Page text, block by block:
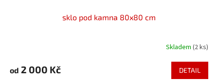
sklo pod kamna 80x80 cm
Skladem (2 ks)
od 2 000 Kč DETAIL